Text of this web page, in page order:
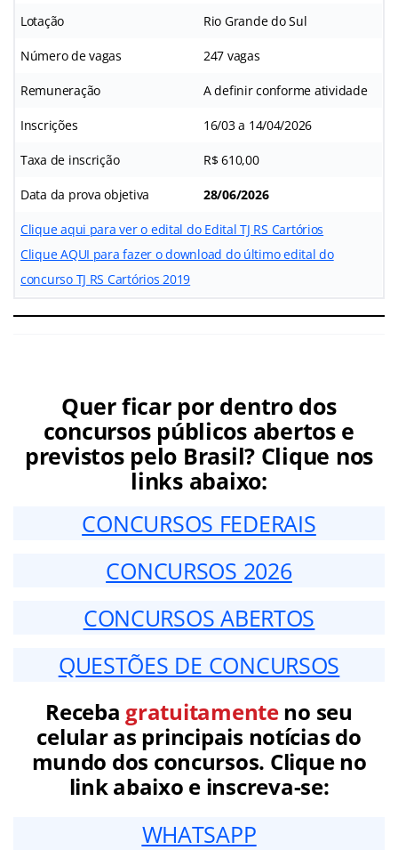
Lotação Rio Grande do Sul
Número de vagas 247 vagas
Remuneração A definir conforme atividade
Inscrições 16/03 a 14/04/2026
Taxa de inscrição R$ 610,00
Data da prova objetiva 28/06/2026
Clique aqui para ver o edital do Edital TJ RS Cartórios
Clique AQUI para fazer o download do último edital do
concurso TJ RS Cartórios 2019
Quer ficar por dentro dos
concursos públicos abertos e
previstos pelo Brasil? Clique nos
links abaixo:
CONCURSOS FEDERAIS
CONCURSOS 2026
CONCURSOS ABERTOS
QUESTÕES DE CONCURSOS
Receba gratuitamenteno seu
celular as principais notícias do
mundo dos concursos. Clique no
link abaixo e inscreva-se:
WHATSAPP